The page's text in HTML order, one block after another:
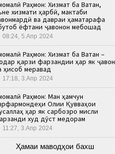
Раҳмон: Хизмат ба Ватан,
хизмати ҳарбӣ, мактаби
ва давраи ҳаматарафа
ёфтани ҷавонон мебошад
08:24, 5.Апр 2024
Раҳмон: Хизмат ба Ватан –
қарзи фарзандии ҳар як ҷавон
ҳисоб меравад
17:18, 3.Апр 2024
Раҳмон: Ман ҳамчун
Олии Қувваҳои
ҳар як сарбозро мисли
худ дӯст медорам
11:27, 3.Апр 2024
Ҳамаи маводҳои бахш